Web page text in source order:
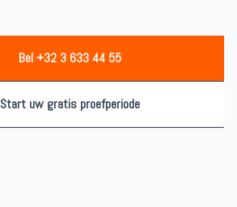
Bel +32 3 633 44 55
Start uw gratis proefperiode